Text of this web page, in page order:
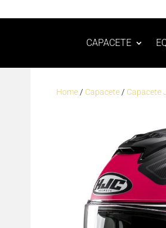
CAPACETE
Home / Capacete / Capacete